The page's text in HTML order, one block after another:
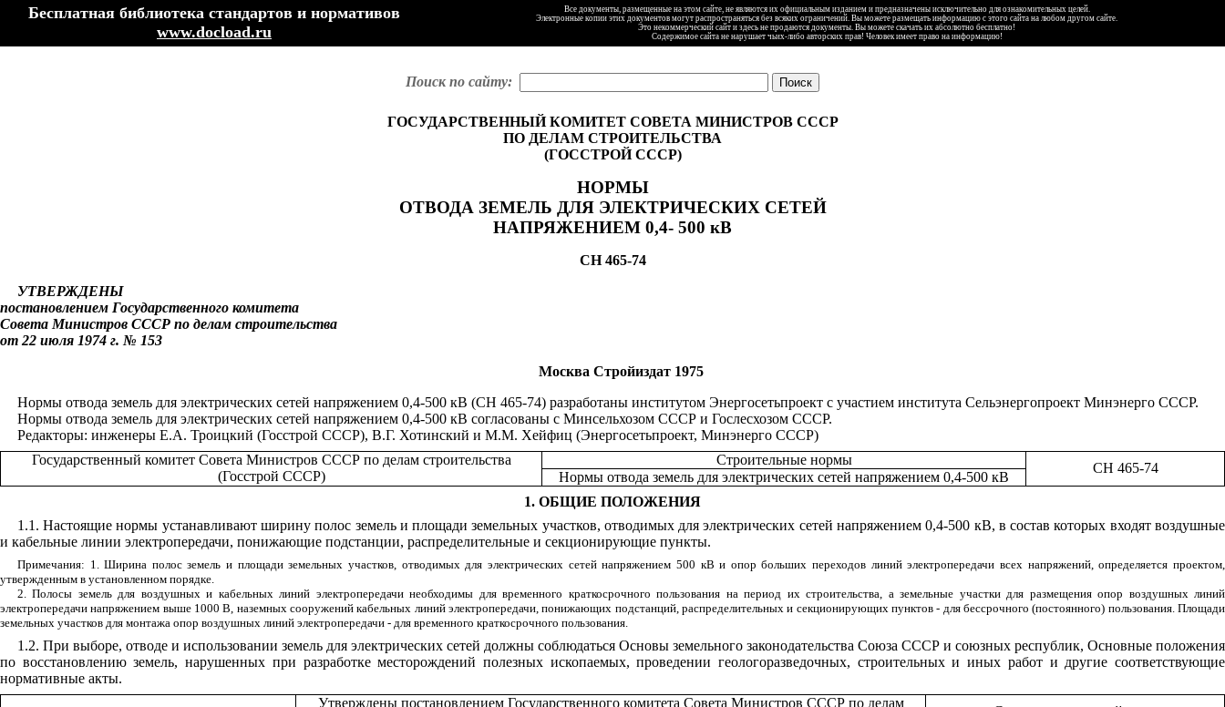
Бесплатная библиотека стандартов и нормативов
www.docload.ru
Все документы, размещенные на этом сайте, не являются их официальным изданием и предназначены исключительно для ознакомительных целей.
Электронные копии этих документов могут распространяться без всяких ограничений. Вы можете размещать информацию с этого сайта на любом другом сайте.
Это некоммерческий сайт и здесь не продаются документы. Вы можете скачать их абсолютно бесплатно!
Содержимое сайта не нарушает чьих-либо авторских прав! Человек имеет право на информацию!
Поиск по сайту:
ГОСУДАРСТВЕННЫЙ КОМИТЕТ СОВЕТА МИНИСТРОВ СССР
ПО ДЕЛАМ СТРОИТЕЛЬСТВА
(ГОССТРОЙ СССР)
НОРМЫ
ОТВОДА ЗЕМЕЛЬ ДЛЯ ЭЛЕКТРИЧЕСКИХ СЕТЕЙ
НАПРЯЖЕНИЕМ 0,4- 500 кВ
СН 465-74
УТВЕРЖДЕНЫ
постановлением Государственного комитета
Совета Министров СССР по делам строительства
от 22 июля 1974 г. № 153
Москва Стройиздат 1975
Нормы отвода земель для электрических сетей напряжением 0,4-500 кВ (СН 465-74) разработаны институтом Энергосетьпроект с участием института Сельэнергопроект Минэнерго СССР.
Нормы отвода земель для электрических сетей напряжением 0,4-500 кВ согласованы с Минсельхозом СССР и Гослесхозом СССР.
Редакторы: инженеры Е.А. Троицкий (Госстрой СССР), В.Г. Хотинский и М.М. Хейфиц (Энергосетьпроект, Минэнерго СССР)
Государственный комитет Совета Министров СССР по делам строительства
(Госстрой СССР)
Строительные нормы
СН 465-74
Нормы отвода земель для электрических сетей напряжением 0,4-500 кВ
1. ОБЩИЕ ПОЛОЖЕНИЯ
1.1. Настоящие нормы устанавливают ширину полос земель и площади земельных участков, отводимых для электрических сетей напряжением 0,4-500 кВ, в состав которых входят воздушные
и кабельные линии электропередачи, понижающие подстанции, распределительные и секционирующие пункты.
Примечания: 1. Ширина полос земель и площади земельных участков, отводимых для электрических сетей напряжением 500 кВ и опор больших переходов линий электропередачи всех напряжений, определяется проектом,
утвержденным в установленном порядке.
2. Полосы земель для воздушных и кабельных линий электропередачи необходимы для временного краткосрочного пользования на период их строительства, а земельные участки для размещения опор воздушных линий
электропередачи напряжением выше 1000 В, наземных сооружений кабельных линий электропередачи, понижающих подстанций, распределительных и секционирующих пунктов - для бессрочного (постоянного) пользования. Площади
земельных участков для монтажа опор воздушных линий электропередачи - для временного краткосрочного пользования.
1.2. При выборе, отводе и использовании земель для электрических сетей должны соблюдаться Основы земельного законодательства Союза СССР и союзных республик, Основные положения
по восстановлению земель, нарушенных при разработке месторождений полезных ископаемых, проведении геологоразведочных, строительных и иных работ и другие соответствующие
нормативные акты.
Утверждены постановлением Государственного комитета Совета Министров СССР по делам